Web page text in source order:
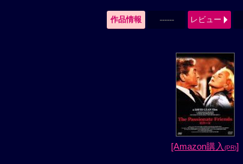
作品情報 ------ レビュー
[Amazon購入(PR)]